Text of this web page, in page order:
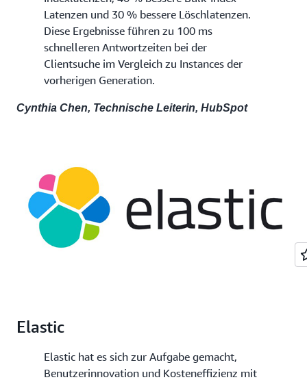
Latenzen und 30 % bessere Löschlatenzen.
Diese Ergebnisse führen zu 100 ms
schnelleren Antwortzeiten bei der
Clientsuche im Vergleich zu Instances der
vorherigen Generation.
Cynthia Chen, Technische Leiterin, HubSpot
Elastic
Elastic hat es sich zur Aufgabe gemacht,
Benutzerinnovation und Kosteneffizienz mit